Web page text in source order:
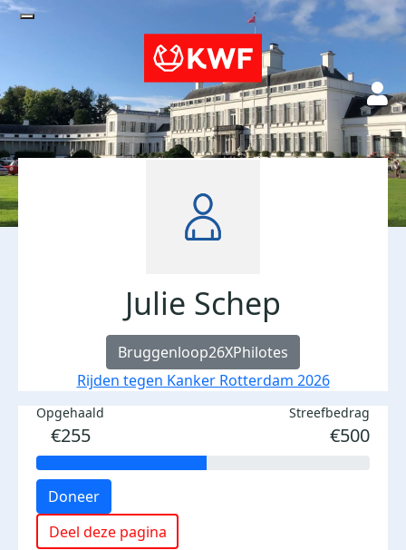
Julie Schep
Bruggenloop26XPhilotes
Rijden tegen Kanker Rotterdam 2026
Opgehaald
€255
Streefbedrag
€500
Doneer
Deel deze pagina